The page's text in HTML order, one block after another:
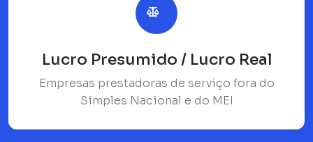
Lucro Presumido / Lucro Real
Empresas prestadoras de serviço fora do
Simples Nacional e do MEI